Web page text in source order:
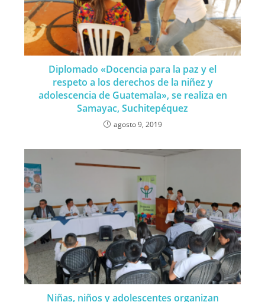
Diplomado «Docencia para la paz y el
respeto a los derechos de la niñez y
adolescencia de Guatemala», se realiza en
Samayac, Suchitepéquez
agosto 9, 2019
Niñas, niños y adolescentes organizan